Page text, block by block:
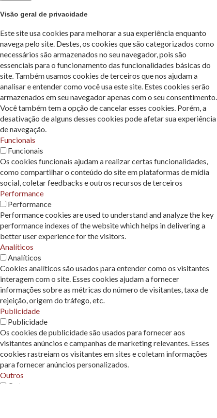
Visão geral de privacidade
Este site usa cookies para melhorar a sua experiência enquanto
navega pelo site. Destes, os cookies que são categorizados como
necessários são armazenados no seu navegador, pois são
essenciais para o funcionamento das funcionalidades básicas do
site. Também usamos cookies de terceiros que nos ajudam a
analisar e entender como você usa este site. Estes cookies serão
armazenados em seu navegador apenas com o seu consentimento.
Você também tem a opção de cancelar esses cookies. Porém, a
desativação de alguns desses cookies pode afetar sua experiência
de navegação.
Funcionais
Funcionais
Os cookies funcionais ajudam a realizar certas funcionalidades,
como compartilhar o conteúdo do site em plataformas de mídia
social, coletar feedbacks e outros recursos de terceiros
Performance
Performance
Performance cookies are used to understand and analyze the key
performance indexes of the website which helps in delivering a
better user experience for the visitors.
Analíticos
Analíticos
Cookies analíticos são usados ​​para entender como os visitantes
interagem com o site. Esses cookies ajudam a fornecer
informações sobre as métricas do número de visitantes, taxa de
rejeição, origem do tráfego, etc.
Publicidade
Publicidade
Os cookies de publicidade são usados ​​para fornecer aos
visitantes anúncios e campanhas de marketing relevantes. Esses
cookies rastreiam os visitantes em sites e coletam informações
para fornecer anúncios personalizados.
Outros
Outros